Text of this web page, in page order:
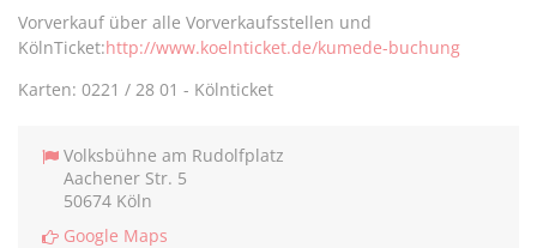
Vorverkauf über alle Vorverkaufsstellen und
KölnTicket:http://www.koelnticket.de/kumede-buchung
Karten: 0221 / 28 01 - Kölnticket
Volksbühne am Rudolfplatz
Aachener Str. 5
50674 Köln
Google Maps